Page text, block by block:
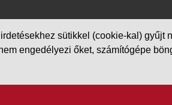
sütikkel (cookie-kal) gyűjt
engedélyezi őket, számítógépe